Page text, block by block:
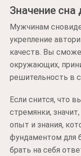
Значение
Мужчинам
укрепление
качеств. Вы
окружающих,
решительность в
Если снится, что
стремянки,
опыт и знания,
фундаментом для
брать на себя